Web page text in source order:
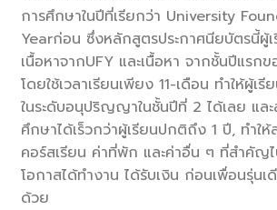
การศึกษาในปีที่เรียกว่า University
Yearก่อน ซึ่งหลักสูตรประกาศนียบัตรนี้ผู้เ
เนื้อหาจากUFY และเนื้อหา จากชั้นปีแรก
โดยใช้เวลาเรียนเพียง 11-เดือน ทำให้ผู้เรี
ในระดับอนุปริญญาในชั้นปีที่ 2 ได้เลย แล
ศึกษาได้เร็วกว่าผู้เรียนปกติถึง 1 ปี, ทำให้
คอร์สเรียน ค่าที่พัก และค่าอื่น ๆ ที่สำคัญ
โอกาสได้ทำงาน ได้รับเงิน ก่อนเพื่อนรุ่น
ด้วย